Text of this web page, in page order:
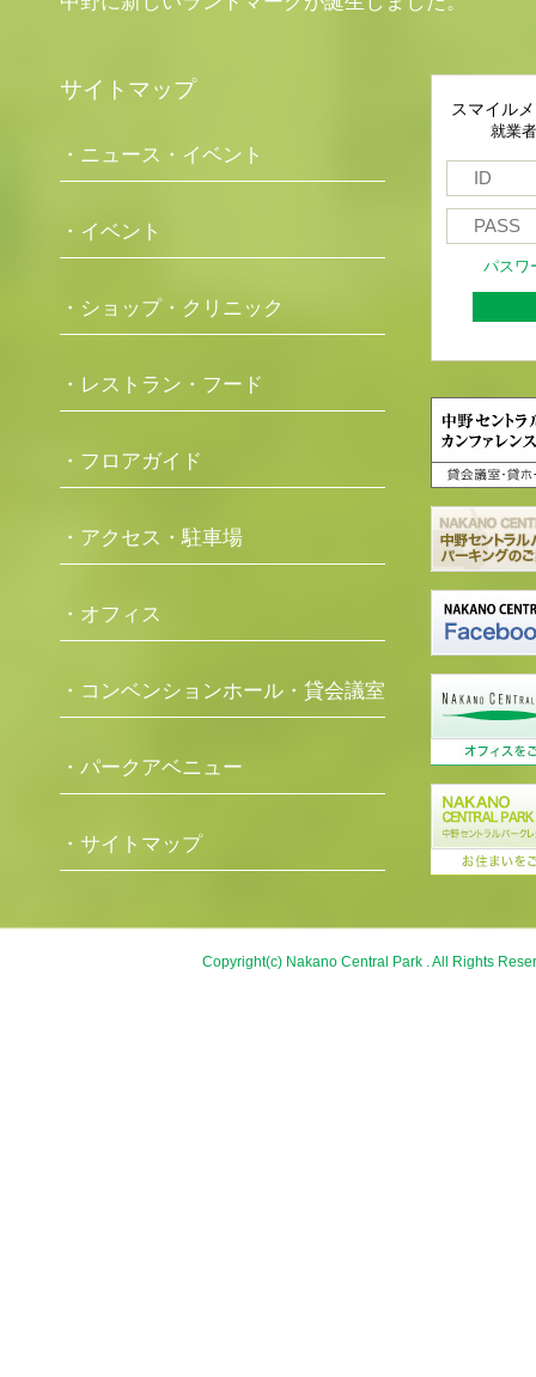
サイトマップ
・ニュース・イベント
・イベント
・ショップ・クリニック
・レストラン・フード
・フロアガイド
・アクセス・駐車場
・オフィス
・コンベンションホール・貸会議室
・パークアベニュー
・サイトマップ
スマイル
就業
パスワ
Copyright(c) Nakano Central Park . All Rights